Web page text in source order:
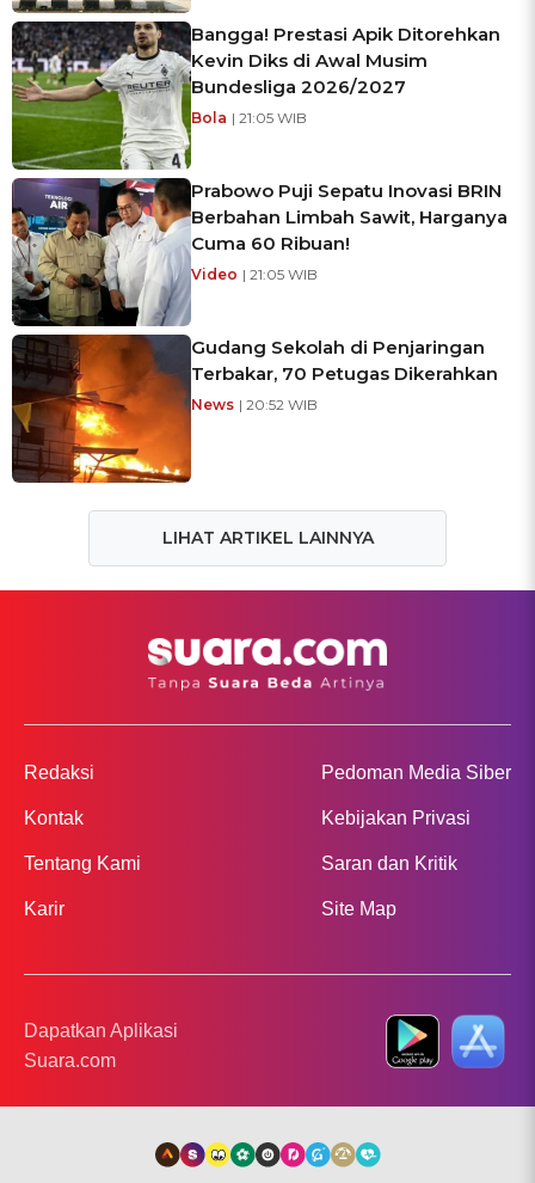
Bangga! Prestasi Apik Ditorehkan
Kevin Diks di Awal Musim
Bundesliga 2026/2027
Bola | 21:05 WIB
Prabowo Puji Sepatu Inovasi BRIN
Berbahan Limbah Sawit, Harganya
Cuma 60 Ribuan!
Video | 21:05 WIB
Gudang Sekolah di Penjaringan
Terbakar, 70 Petugas Dikerahkan
News | 20:52 WIB
LIHAT ARTIKEL LAINNYA
Redaksi
Kontak
Tentang Kami
Karir
Pedoman Media Siber
Kebijakan Privasi
Saran dan Kritik
Site Map
Dapatkan Aplikasi
Suara.com